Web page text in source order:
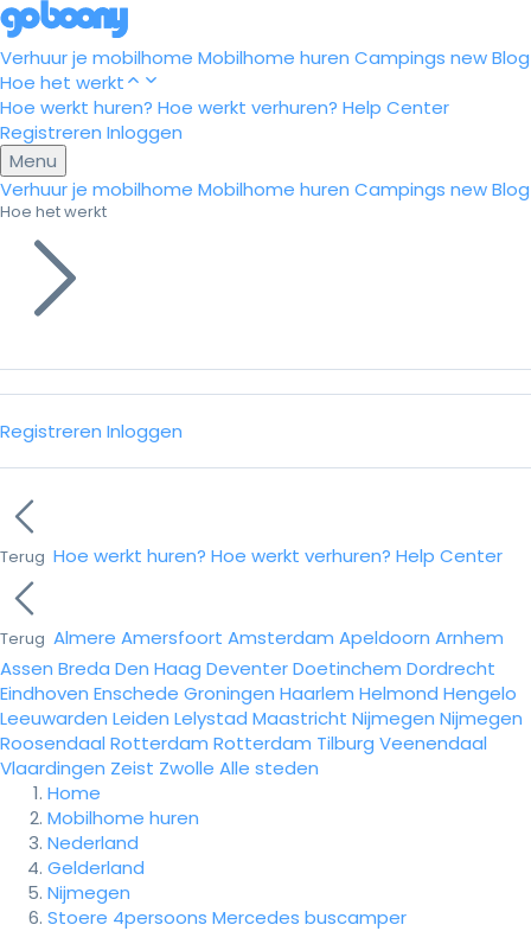
Verhuur je mobilhome Mobilhome huren Campings newBlog
Hoe het werkt
Hoe werkt huren? Hoe werkt verhuren? Help Center
Registreren Inloggen
Menu
Verhuur je mobilhome Mobilhome huren Campings newBlog
Hoe het werkt
Registreren Inloggen
Terug Hoe werkt huren? Hoe werkt verhuren? Help Center
Terug Almere Amersfoort Amsterdam Apeldoorn Arnhem
Assen Breda Den Haag DeventerDoetinchem Dordrecht
Eindhoven Enschede Groningen Haarlem Helmond Hengelo
Leeuwarden Leiden Lelystad Maastricht Nijmegen Nijmegen
Roosendaal Rotterdam Rotterdam Tilburg Veenendaal
Vlaardingen Zeist Zwolle Alle steden
Home
Mobilhome huren
Nederland
Gelderland
Nijmegen
Stoere 4persoons Mercedes buscamper